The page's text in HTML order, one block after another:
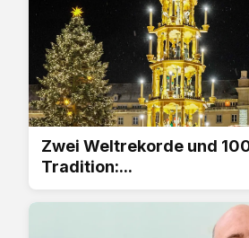
Zwei Weltrekorde und
Tradition:...